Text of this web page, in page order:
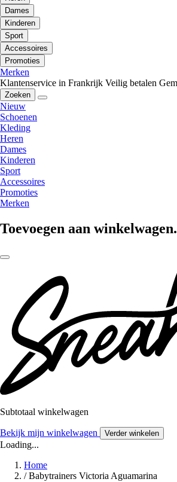
Dames
Kinderen
Sport
Accessoires
Promoties
Merken
Klantenservice in Frankrijk Veilig betalen
Zoeken
Nieuw
Schoenen
Kleding
Heren
Dames
Kinderen
Sport
Accessoires
Promoties
Merken
Toevoegen aan
Subtotaal winkelwagen
Bekijk mijn winkelwagen Verder winkelen
Loading...
Home
/ Babytrainers Victoria Aguamarina